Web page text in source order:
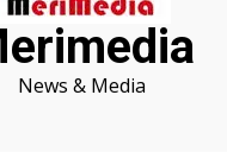
News & Media